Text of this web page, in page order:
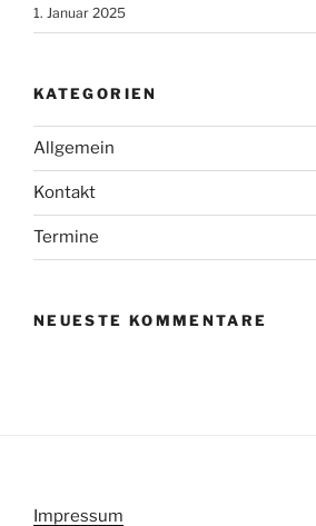
1. Januar 2025
KATEGORIEN
Allgemein
Kontakt
Termine
NEUESTE KOMMENTARE
Impressum